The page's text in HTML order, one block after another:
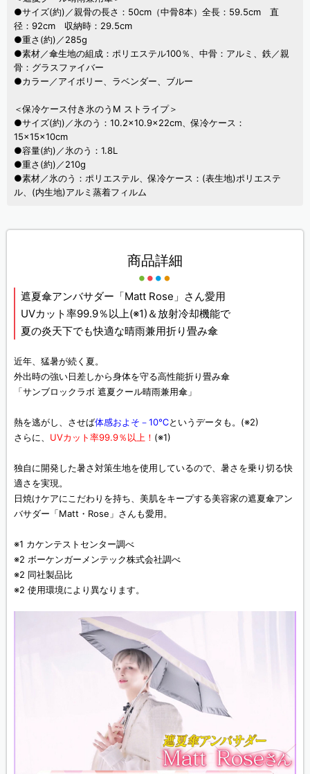
●サイズ(約)／親骨の長さ：50cm（中骨8本）全長：59.5cm 直
径：92cm 収納時：29.5cm
●重さ(約)／285g
●素材／傘生地の組成：ポリエステル100％、中骨：アルミ、鉄／親
骨：グラスファイバー
●カラー／アイボリー、ラベンダー、ブルー
＜保冷ケース付き氷のうM ストライプ＞
●サイズ(約)／氷のう：10.2×10.9×22cm、保冷ケース：
15×15×10cm
●容量(約)／氷のう：1.8L
●重さ(約)／210g
●素材／氷のう：ポリエステル、保冷ケース：(表生地)ポリエステ
ル、(内生地)アルミ蒸着フィルム
商品詳細
遮夏傘アンバサダー「Matt Rose」さん愛用
UVカット率99.9％以上(※1)＆放射冷却機能で
夏の炎天下でも快適な晴雨兼用折り畳み傘
近年、猛暑が続く夏。
外出時の強い日差しから身体を守る高性能折り畳み傘
「サンブロックラボ 遮夏クール晴雨兼用傘」
熱を逃がし、させば体感およそ－10℃というデータも。(※2)
さらに、 UVカット率99.9％以上！ (※1)
独自に開発した暑さ対策生地を使用しているので、暑さを乗り切る快
適さを実現。
日焼けケアにこだわりを持ち、美肌をキープする美容家の遮夏傘アン
バサダー「Matt・Rose」さんも愛用。
※1 カケンテストセンター調べ
※2 ボーケンガーメンテック株式会社調べ
※2 同社製品比
※2 使用環境により異なります。